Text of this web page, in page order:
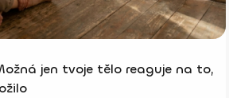
jen tvoje tělo reaguje na to,